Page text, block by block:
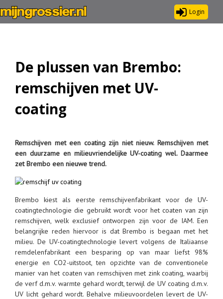
Login
De plussen van Brembo:
remschijven met UV-
coating
Remschijven met een coating zijn niet nieuw. Remschijven met
een duurzame en milieuvriendelijke UV-coating wel. Daarmee
zet Brembo een nieuwe trend.
Brembo kiest als eerste remschijvenfabrikant voor de UV-
coatingtechnologie die gebruikt wordt voor het coaten van zijn
remschijven, welk exclusief ontworpen zijn voor de IAM. Een
belangrijke reden hiervoor is dat Brembo is begaan met het
milieu. De UV-coatingtechnologie levert volgens de Italiaanse
remdelenfabrikant een besparing op van maar liefst 98%
energie en CO2-uitstoot, ten opzichte van de conventionele
manier van het coaten van remschijven met zink coating, waarbij
de verf d.m.v. warmte gehard wordt, terwijl de UV coating d.m.v.
UV licht gehard wordt. Behalve milieuvoordelen levert de UV-